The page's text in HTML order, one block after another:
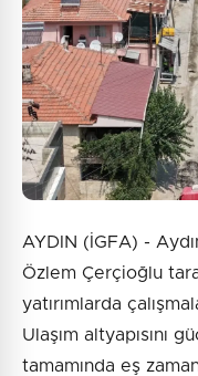
AYDIN (İGFA) -
Özlem Çerçioğlu
yatırımlarda
Ulaşım altyapısını
tamamında eş